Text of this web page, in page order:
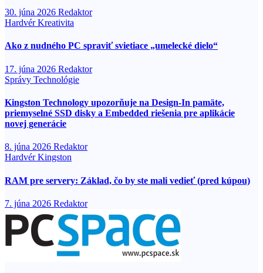
30. júna 2026 Redaktor
HardvérKreativita
Ako z nudného PC spraviť svietiace „umelecké dielo“
17. júna 2026 Redaktor
Správy Technológie
Kingston Technology upozorňuje na Design-In pamäte,
priemyselné SSD disky a Embedded riešenia pre aplikácie
novej generácie
8. júna 2026 Redaktor
HardvérKingston
RAM pre servery: Základ, čo by ste mali vedieť (pred kúpou)
7. júna 2026 Redaktor